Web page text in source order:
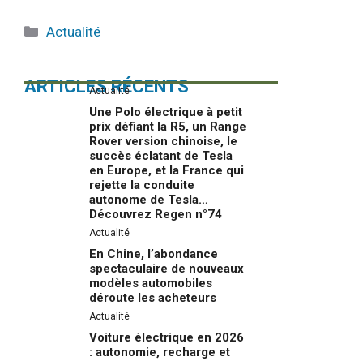
Catégories
Actualité
ARTICLES RÉCENTS
Actualité
Une Polo électrique à petit
prix défiant la R5, un Range
Rover version chinoise, le
succès éclatant de Tesla
en Europe, et la France qui
rejette la conduite
autonome de Tesla…
Découvrez Regen n°74
Actualité
En Chine, l’abondance
spectaculaire de nouveaux
modèles automobiles
déroute les acheteurs
Actualité
Voiture électrique en 2026
: autonomie, recharge et